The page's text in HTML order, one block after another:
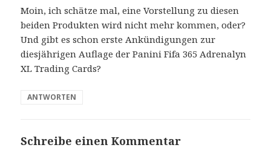
t
:
Moin, ich schätze mal, eine Vorstellung zu diesen
beiden Produkten wird nicht mehr kommen, oder?
Und gibt es schon erste Ankündigungen zur
diesjährigen Auflage der Panini Fifa 365 Adrenalyn
XL Trading Cards?
ANTWORTEN
Schreibe einen Kommentar